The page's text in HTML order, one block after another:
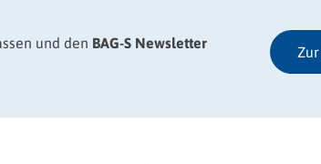
und den BAG-S Newsletter